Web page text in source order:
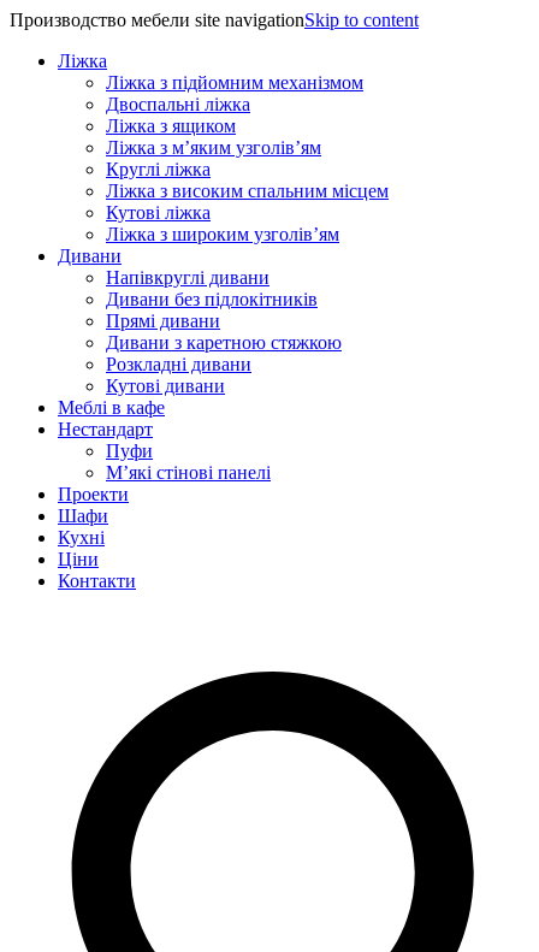
Производство мебели site navigationSkip to content
Ліжка
Ліжка з підйомним механізмом
Двоспальні ліжка
Ліжка з ящиком
Ліжка з м’яким узголів’ям
Круглі ліжка
Ліжка з високим спальним місцем
Кутові ліжка
Ліжка з широким узголів’ям
Дивани
Напівкруглі дивани
Дивани без підлокітників
Прямі дивани
Дивани з каретною стяжкою
Розкладні дивани
Кутові дивани
Меблі в кафе
Нестандарт
Пуфи
М’які стінові панелі
Проекти
Шафи
Кухні
Ціни
Контакти